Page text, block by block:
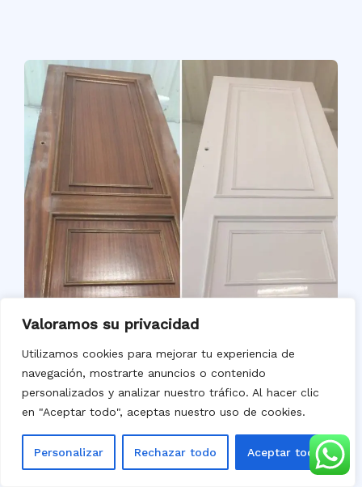
Valoramos su privacidad
Utilizamos cookies para mejorar tu experiencia de
navegación, mostrarte anuncios o contenido
personalizados y analizar nuestro tráfico. Al hacer clic
en "Aceptar todo", aceptas nuestro uso de cookies.
Personalizar Rechazar todo Aceptar todo
Lacado de Puertas